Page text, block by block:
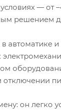
— от
решением
он легко